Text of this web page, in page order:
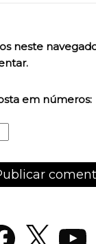
neste
em números:
X YouTube